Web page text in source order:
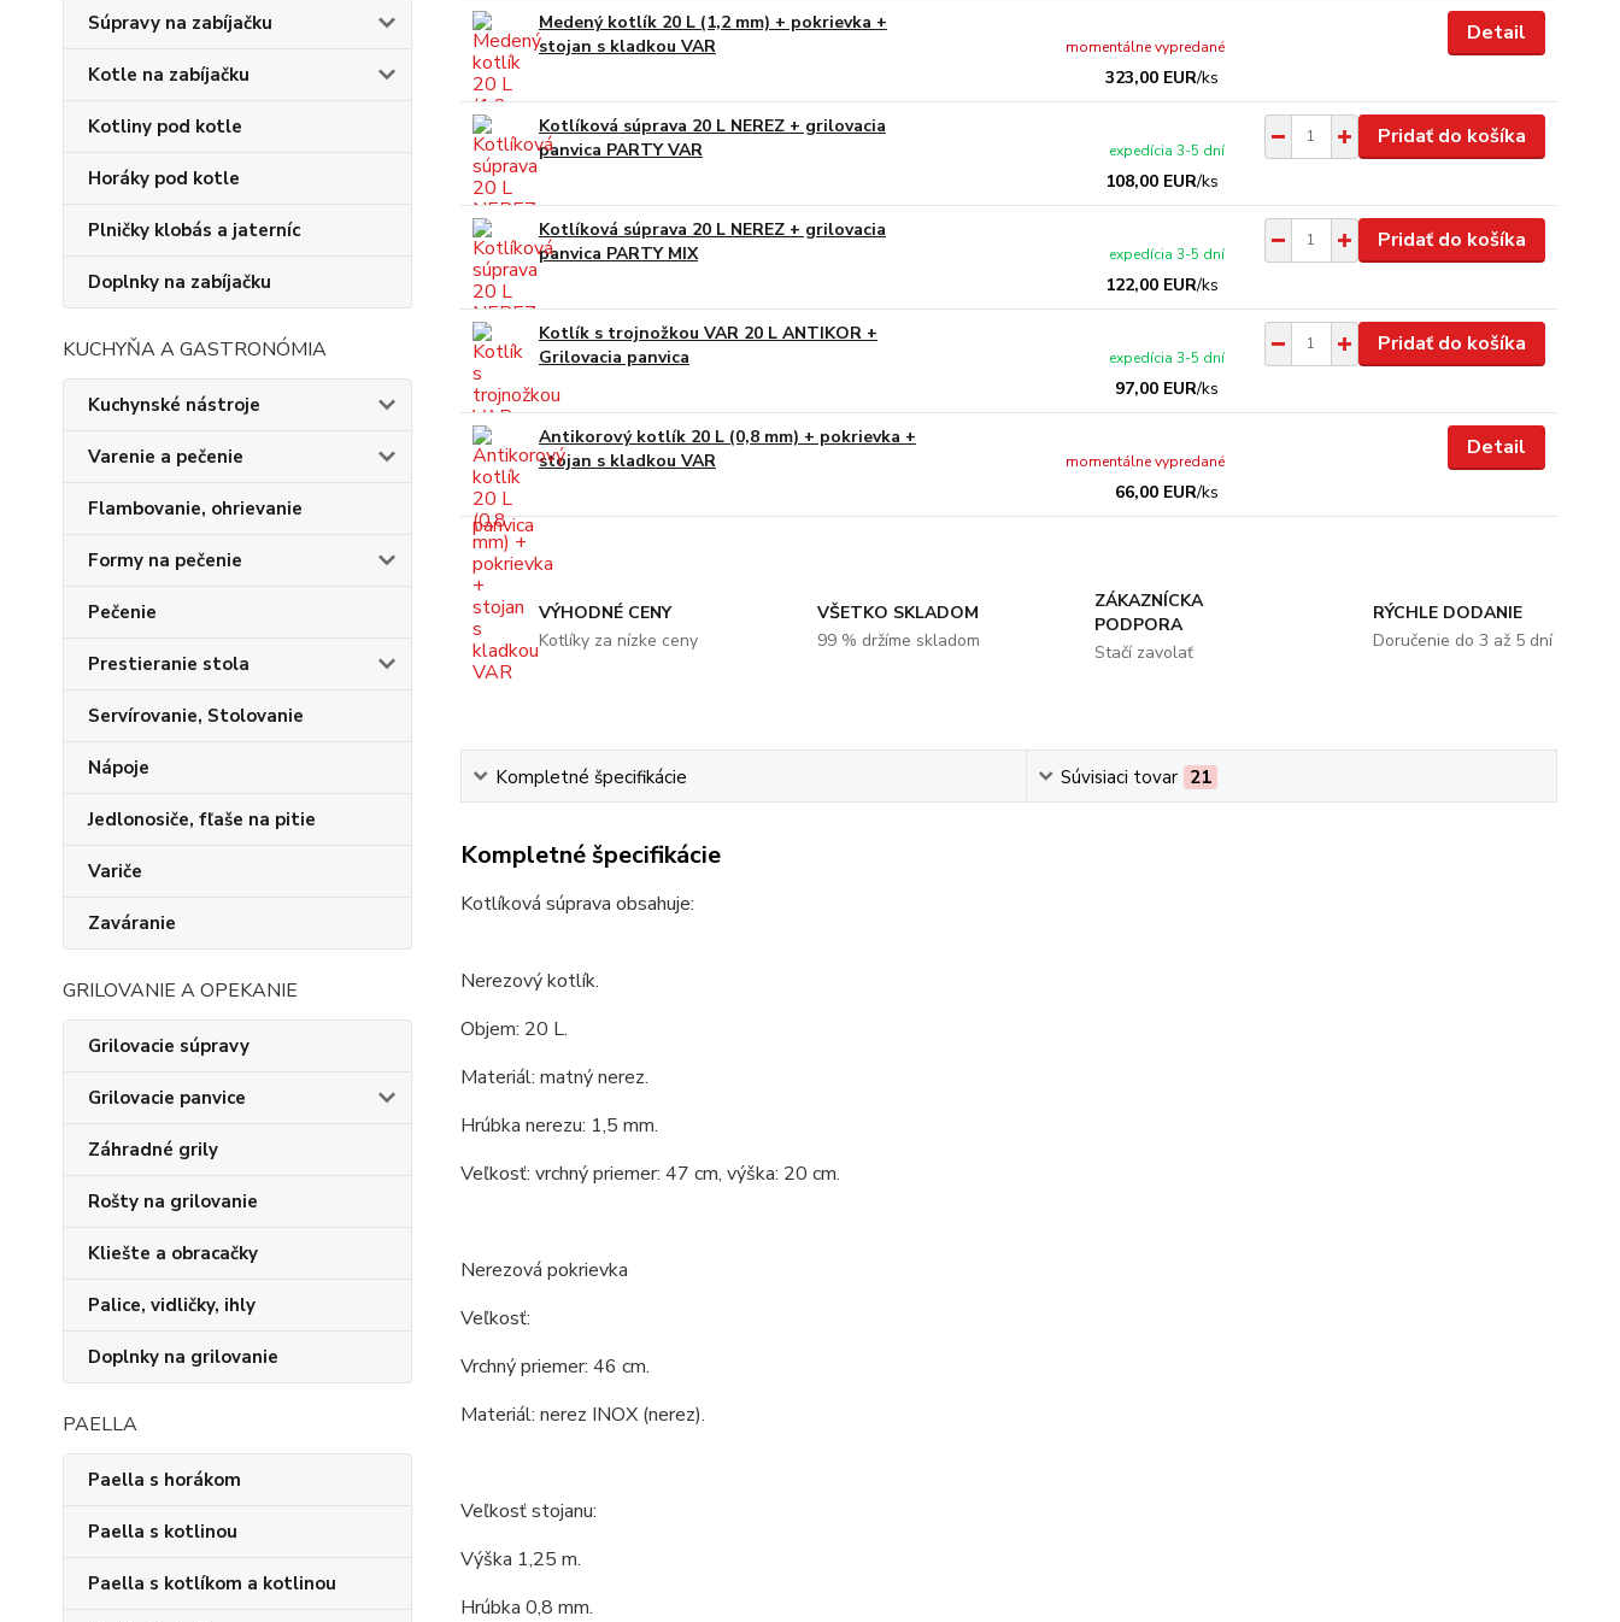
Súpravy na zabíjačku
Kotle na zabíjačku
Kotliny pod kotle
Horáky pod kotle
Plničky klobás a jaterníc
Doplnky na zabíjačku
KUCHYŇA A GASTRONÓMIA
Kuchynské nástroje
Varenie a pečenie
Flambovanie, ohrievanie
Formy na pečenie
Pečenie
Prestieranie stola
Servírovanie, Stolovanie
Nápoje
Jedlonosiče, fľaše na pitie
Variče
Zaváranie
GRILOVANIE A OPEKANIE
Grilovacie súpravy
Grilovacie panvice
Záhradné grily
Rošty na grilovanie
Kliešte a obracačky
Palice, vidličky, ihly
Doplnky na grilovanie
PAELLA
Paella s horákom
Paella s kotlinou
Paella s kotlíkom a kotlinou
Medený kotlík 20 L (1,2 mm) + pokrievka +
stojan s kladkou VAR
323,00 EUR/ks
momentálne vypredané
Detail
Kotlíková súprava 20 L NEREZ + grilovacia
panvica PARTY VAR
108,00 EUR/ks
expedícia 3-5 dní
Pridať do košíka
Kotlíková súprava 20 L NEREZ + grilovacia
panvica PARTY MIX
122,00 EUR/ks
expedícia 3-5 dní
Pridať do košíka
Kotlík s trojnožkou VAR 20 L ANTIKOR +
Grilovacia panvica
97,00 EUR/ks
expedícia 3-5 dní
Pridať do košíka
Antikorový kotlík 20 L (0,8 mm) + pokrievka +
stojan s kladkou VAR
66,00 EUR/ks
momentálne vypredané
Detail
VÝHODNÉ CENY
Kotlíky za nízke ceny
VŠETKO SKLADOM
99 % držíme skladom
ZÁKAZNÍCKA
PODPORA
Stačí zavolať
RÝCHLE DODANIE
Doručenie do 3 až 5 dní
Kompletné špecifikácie Súvisiaci tovar 21
Kompletné špecifikácie
Kotlíková súprava obsahuje:
Nerezový kotlík.
Objem: 20 L.
Materiál: matný nerez.
Hrúbka nerezu: 1,5 mm.
Veľkosť: vrchný priemer: 47 cm, výška: 20 cm.
Nerezová pokrievka
Veľkosť:
Vrchný priemer: 46 cm.
Materiál: nerez INOX (nerez).
Veľkosť stojanu:
Výška 1,25 m.
Hrúbka 0,8 mm.